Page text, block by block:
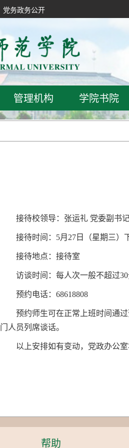
党务政务公开
管理机构 学院书院
接待校领导：张运礼 党委副书
接待时间：5月27日（星期三）
接待地点：接待室
访谈时间：每人次一般不超过
预约电话：68618808
预约师生可在正常上班时间通
门人员列席谈话。
以上安排如有变动，党政办公室
帮助